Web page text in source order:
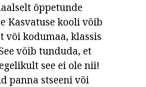
õppetunde
Kasvatuse kooli võib
või kodumaa, klassis
võib tunduda, et
see ei ole nii!
panna stseeni või